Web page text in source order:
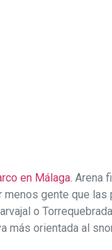
en Málaga. Arena
menos gente que las
o
más orientada al